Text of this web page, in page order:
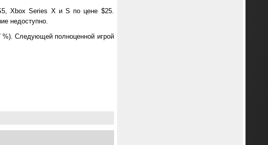
Xbox Series X и S по цене $25.
недоступно.
%). Следующей полноценной игрой